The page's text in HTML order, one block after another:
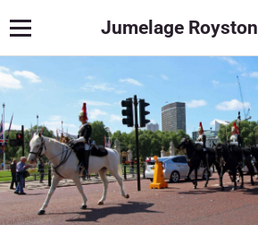
Jumelage